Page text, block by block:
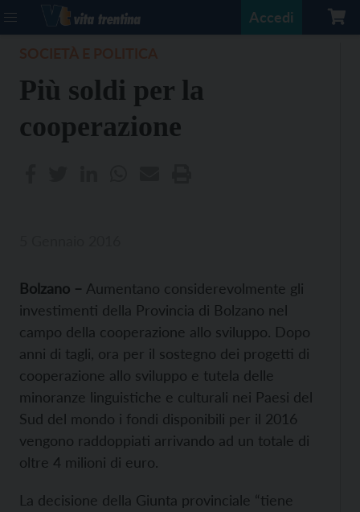
Accedi
Più soldi per la
cooperazione
Bolzano – Aumentano considerevolmente gli
investimenti della Provincia di Bolzano nel
campo della cooperazione allo sviluppo. Dopo
anni di tagli, ora per il sostegno dei progetti di
cooperazione allo sviluppo e tutela delle
minoranze linguistiche e culturali nei Paesi del
Sud del mondo i fondi disponibili per il 2016
vengono raddoppiati arrivando ad un totale di
oltre 4 milioni di euro.
La decisione della Giunta provinciale “tiene